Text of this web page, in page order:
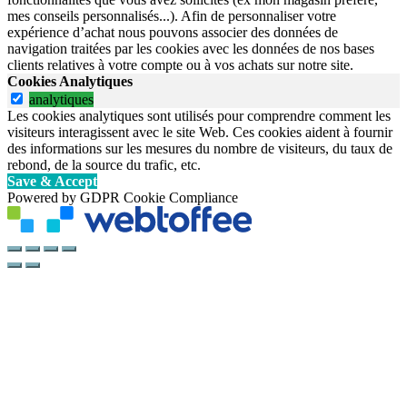
mes conseils personnalisés...). Afin de personnaliser votre
expérience d’achat nous pouvons associer des données de
navigation traitées par les cookies avec les données de nos bases
clients relatives à votre compte ou à vos achats sur notre site.
Cookies Analytiques
analytiques
Les cookies analytiques sont utilisés pour comprendre comment les
visiteurs interagissent avec le site Web. Ces cookies aident à fournir
des informations sur les mesures du nombre de visiteurs, du taux de
rebond, de la source du trafic, etc.
Save & Accept
Powered by GDPR Cookie Compliance